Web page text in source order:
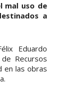
mal uso de
a
Eduardo
Recursos
en las obras